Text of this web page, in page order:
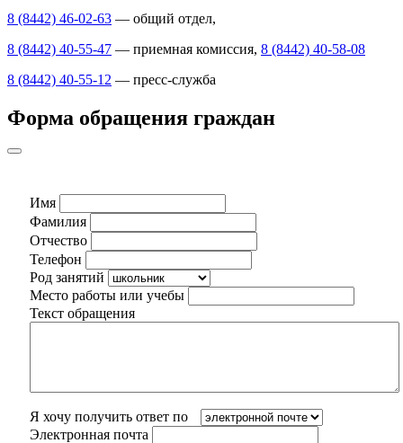
8 (8442) 46-02-63 — общий отдел,
8 (8442) 40-55-47 — приемная комиссия, 8 (8442) 40-58-08
8 (8442) 40-55-12 — пресс-служба
Форма обращения граждан
Имя
Фамилия
Отчество
Телефон
Род занятий
Место работы или учебы
Текст обращения
Я хочу получить ответ по
Электронная почта